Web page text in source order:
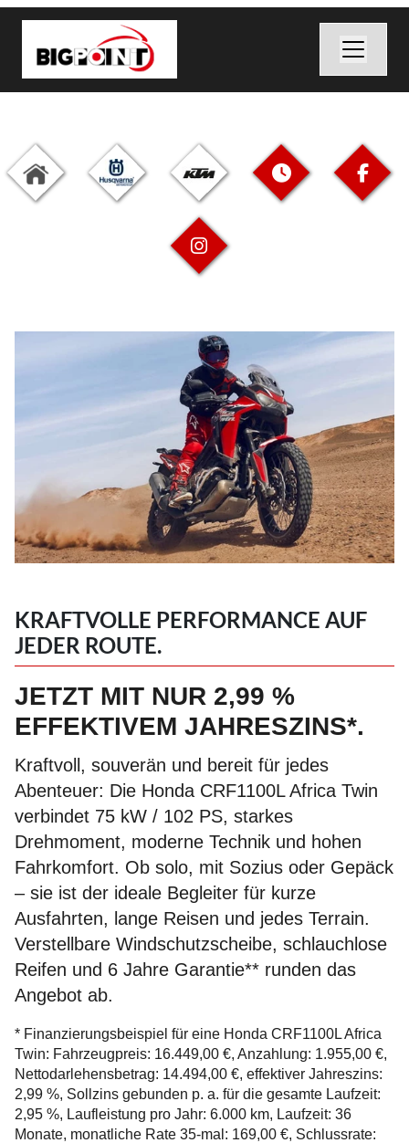
KRAFTVOLLE PERFORMANCE AUF
JEDER ROUTE.
JETZT MIT NUR 2,99 %
EFFEKTIVEM JAHRESZINS*.
Kraftvoll, souverän und bereit für jedes
Abenteuer: Die Honda CRF1100L Africa Twin
verbindet 75 kW / 102 PS, starkes
Drehmoment, moderne Technik und hohen
Fahrkomfort. Ob solo, mit Sozius oder Gepäck
– sie ist der ideale Begleiter für kurze
Ausfahrten, lange Reisen und jedes Terrain.
Verstellbare Windschutzscheibe, schlauchlose
Reifen und 6 Jahre Garantie** runden das
Angebot ab.
* Finanzierungsbeispiel für eine Honda CRF1100L Africa
Twin: Fahrzeugpreis: 16.449,00 €, Anzahlung: 1.955,00 €,
Nettodarlehensbetrag: 14.494,00 €, effektiver Jahreszins:
2,99 %, Sollzins gebunden p. a. für die gesamte Laufzeit:
2,95 %, Laufleistung pro Jahr: 6.000 km, Laufzeit: 36
Monate, monatliche Rate 35-mal: 169,00 €, Schlussrate: